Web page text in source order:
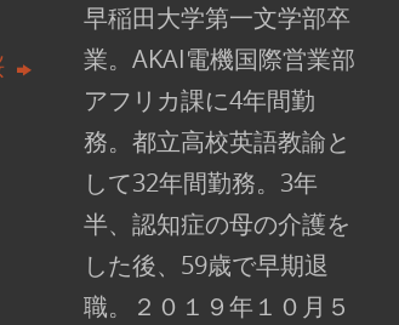
早稲田大学第一文学部卒
業。AKAI電機国際営業部
アフリカ課に4年間勤
務。都立高校英語教諭と
して32年間勤務。3年
半、認知症の母の介護を
した後、59歳で早期退
職。２０１９年１０月５